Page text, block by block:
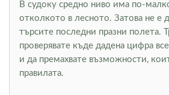
В судоку средно ниво има по-
отколкото в лесното. Затова не е
търсите последни празни полета.
проверявате къде дадена цифра
и да премахвате възможности,
правилата.